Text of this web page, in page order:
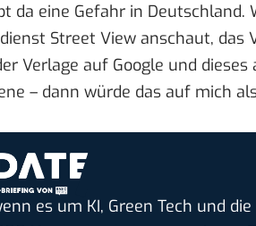
da eine Gefahr in Deutschland.
Street View anschaut, das
Verlage auf Google und dieses
– dann würde das auf mich
es um KI, Green Tech und die